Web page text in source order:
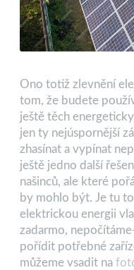
Ono totiž zlevnění
tom, že budete
ještě těch
jen ty nejúspornější
zhasínat a vypínat
ještě jedno další
našinců, ale které
by mohlo být. Je tu
elektrickou energii
zadarmo,
pořídit potřebné
můžeme vsadit na